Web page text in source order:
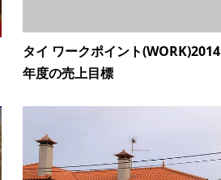
タイ ワークポイント(WORK)2014
年度の売上目標